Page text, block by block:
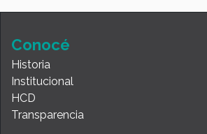
Conocé
Historia
Institucional
HCD
Transparencia